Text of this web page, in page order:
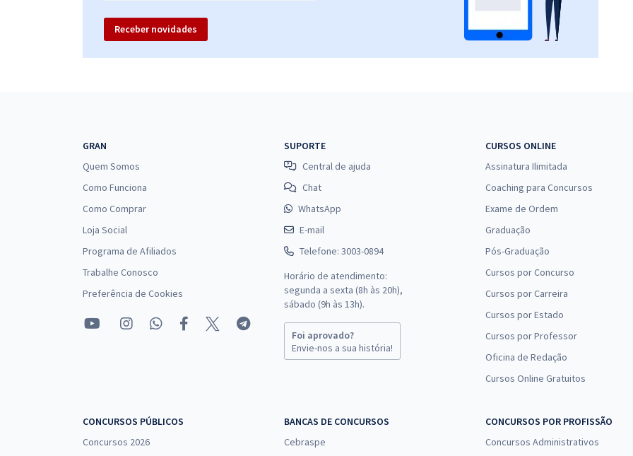
Receber novidades
GRAN
Quem Somos
Como Funciona
Como Comprar
Loja Social
Programa de Afiliados
Trabalhe Conosco
Preferência de Cookies
SUPORTE
Central de ajuda
Chat
WhatsApp
E-mail
Telefone: 3003-0894
Horário de atendimento:
segunda a sexta (8h às 20h),
sábado (9h às 13h).
Foi aprovado?
Envie-nos a sua história!
CURSOS ONLINE
Assinatura Ilimitada
Coaching para Concursos
Exame de Ordem
Graduação
Pós-Graduação
Cursos por Concurso
Cursos por Carreira
Cursos por Estado
Cursos por Professor
Oficina de Redação
Cursos Online Gratuitos
CONCURSOS PÚBLICOS
Concursos 2026
BANCAS DE CONCURSOS
Cebraspe
CONCURSOS POR PROFISSÃO
Concursos Administrativos